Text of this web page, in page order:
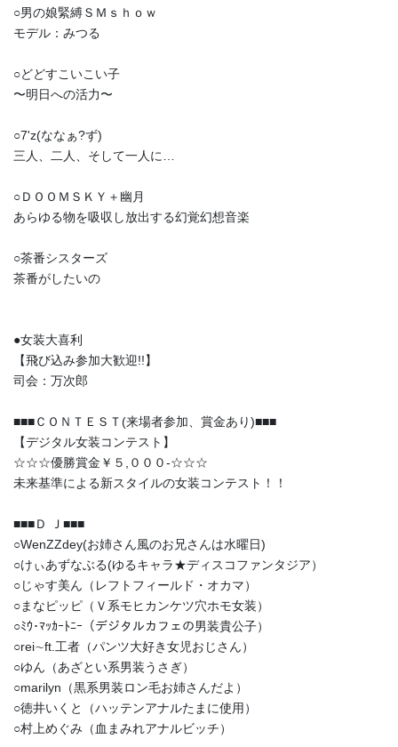
○男の娘緊縛ＳＭｓｈｏｗ
モデル：みつる
○どどすこいこい子
〜明日への活力〜
○7'z(ななぁ?ず)
三人、二人、そして一人に…
○ＤＯＯＭＳＫＹ＋幽月
あらゆる物を吸収し放出する幻覚幻想音楽
○茶番シスターズ
茶番がしたいの
●女装大喜利
【飛び込み参加大歓迎!!】
司会：万次郎
■■■ＣＯＮＴＥＳＴ(来場者参加、賞金あり)■■■
【デジタル女装コンテスト】
☆☆☆優勝賞金￥５,０００-☆☆☆
未来基準による新スタイルの女装コンテスト！！
■■■Ｄ Ｊ■■■
○WenZZdey(お姉さん風のお兄さんは水曜日)
○けぃあずなぶる(ゆるキャラ★ディスコファンタジア）
○じゃす美ん（レフトフィールド・オカマ）
○まなピッピ（Ｖ系モヒカンケツ穴ホモ女装）
○ﾐｳ･ﾏｯｶｰﾄﾆｰ（デジタルカフェの男装貴公子）
○rei∼ft.工者（パンツ大好き女児おじさん）
○ゆん（あざとい系男装うさぎ）
○marilyn（黒系男装ロン毛お姉さんだよ）
○徳井いくと（ハッテンアナルたまに使用）
○村上めぐみ（血まみれアナルビッチ）